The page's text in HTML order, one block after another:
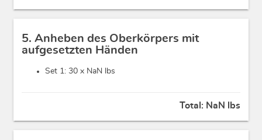
5. Anheben des Oberkörpers mit
aufgesetzten Händen
Set 1: 30 x NaN lbs
Total: NaN lbs